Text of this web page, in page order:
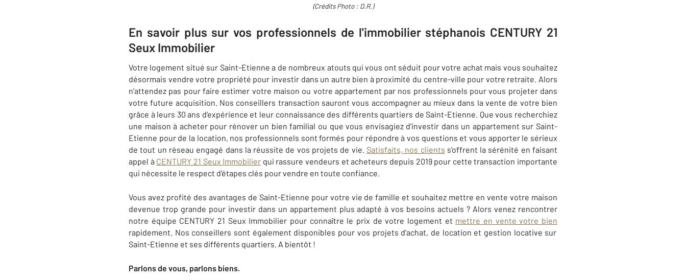
(Crédits Photo : D.R.)
En savoir plus sur vos professionnels de l'immobilier stéphanois CENTURY 21
Seux Immobilier
Votre logement situé sur Saint-Etienne a de nombreux atouts qui vous ont séduit pour votre achat mais vous souhaitez
désormais vendre votre propriété pour investir dans un autre bien à proximité du centre-ville pour votre retraite. Alors
n’attendez pas pour faire estimer votre maison ou votre appartement par nos professionnels pour vous projeter dans
votre future acquisition. Nos conseillers transaction sauront vous accompagner au mieux dans la vente de votre bien
grâce à leurs 30 ans d’expérience et leur connaissance des différents quartiers de Saint-Etienne. Que vous recherchiez
une maison à acheter pour rénover un bien familial ou que vous envisagiez d’investir dans un appartement sur Saint-
Etienne pour de la location, nos professionnels sont formés pour répondre à vos questions et vous apporter le sérieux
de tout un réseau engagé dans la réussite de vos projets de vie. Satisfaits, nos clients s’offrent la sérénité en faisant
appel à CENTURY 21 Seux Immobilier qui rassure vendeurs et acheteurs depuis 2019 pour cette transaction importante
qui nécessite le respect d’étapes clés pour vendre en toute confiance.
Vous avez profité des avantages de Saint-Etienne pour votre vie de famille et souhaitez mettre en vente votre maison
devenue trop grande pour investir dans un appartement plus adapté à vos besoins actuels ? Alors venez rencontrer
notre équipe CENTURY 21 Seux Immobilier pour connaître le prix de votre logement et mettre en vente votre bien
rapidement. Nos conseillers sont également disponibles pour vos projets d’achat, de location et gestion locative sur
Saint-Etienne et ses différents quartiers. A bientôt !
Parlons de vous, parlons biens.